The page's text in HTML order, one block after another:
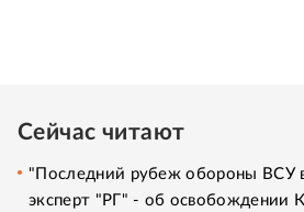
Сейчас читают
"Последний рубеж обороны ВСУ
эксперт "РГ" - об освобождении